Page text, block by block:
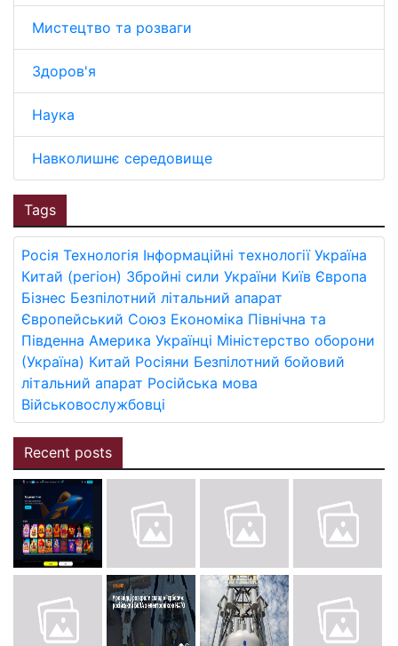
Мистецтво та розваги
Здоров'я
Наука
Навколишнє середовище
Tags
Росія Технологія Інформаційні технології Україна
Китай (регіон) Збройні сили України Київ Європа
Бізнес Безпілотний літальний апарат
Європейський Союз Економіка Північна та
Південна Америка Українці Міністерство оборони
(Україна) Китай Росіяни Безпілотний бойовий
літальний апарат Російська мова
Військовослужбовці
Recent posts